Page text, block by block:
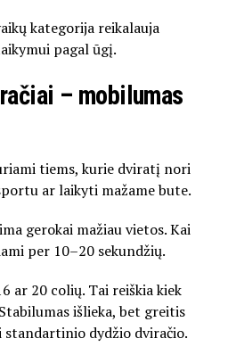
kategorija reikalauja
pagal ūgį.
– mobilumas
tiems, kurie dviratį nori
ar laikyti mažame bute.
gerokai mažiau vietos. Kai
per 10–20 sekundžių.
ar 20 colių. Tai reiškia kiek
išlieka, bet greitis
standartinio dydžio dviračio.